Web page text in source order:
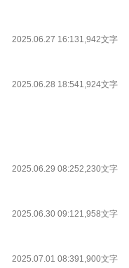
2025.06.27 16:131,942文字
2025.06.28 18:541,924文字
2025.06.29 08:252,230文字
2025.06.30 09:121,958文字
2025.07.01 08:391,900文字